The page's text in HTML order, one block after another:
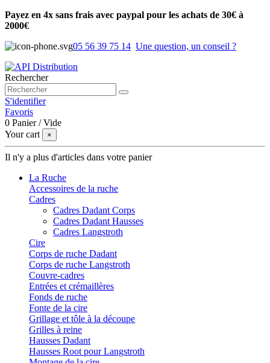
Payez en 4x sans frais avec paypal pour les achats de 30€ à
2000€
05 56 39 75 14 Une question, un conseil ?
Rechercher
S'identifier
Favoris
0 Panier /Vide
Your cart
×
Il n'y a plus d'articles dans votre panier
La Ruche
Accessoires de la ruche
Cadres
Cadres Dadant Corps
Cadres Dadant Hausses
Cadres Langstroth
Cire
Corps de ruche Dadant
Corps de ruche Langstroth
Couvre-cadres
Entrées et crémaillères
Fonds de ruche
Fonte de la cire
Grillage et tôle à la découpe
Grilles à reine
Hausses Dadant
Hausses Root pour Langstroth